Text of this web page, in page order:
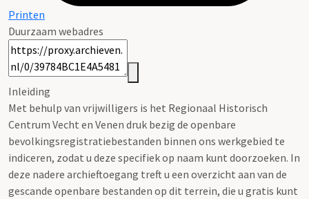
Printen
Duurzaam webadres
Inleiding
Met behulp van vrijwilligers is het Regionaal Historisch
Centrum Vecht en Venen druk bezig de openbare
bevolkingsregistratiebestanden binnen ons werkgebied te
indiceren, zodat u deze specifiek op naam kunt doorzoeken. In
deze nadere archieftoegang treft u een overzicht aan van de
gescande openbare bestanden op dit terrein, die u gratis kunt